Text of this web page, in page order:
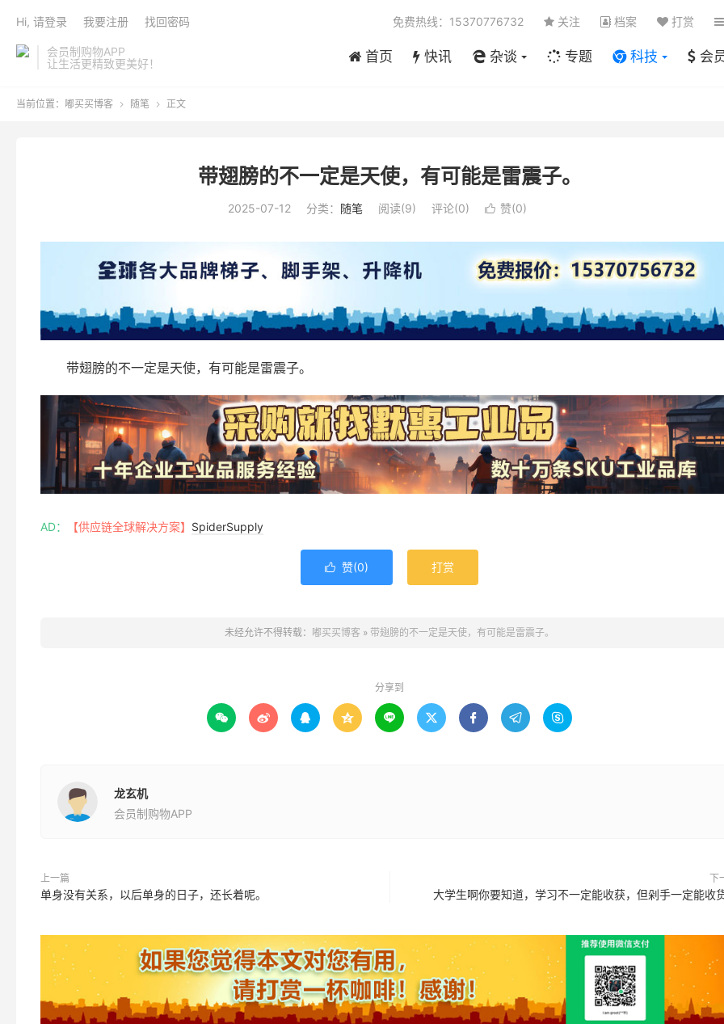
会员制购物APP
让生活更精致更美好！
首页 快讯 杂谈 专题 科技 会
免费热线：15370776732 关注 档案 打赏
Hi, 请登录 我要注册 找回密码
当前位置： 嘟买买博客  随笔  正文
带翅膀的不一定是天使，有可能是雷震子。
2025-07-12 分类： 随笔 阅读(9) 评论(0)  赞(0)
带翅膀的不一定是天使，有可能是雷震子。
AD： 【供应链全球解决方案】 SpiderSupply
 赞(0) 打赏
未经允许不得转载： 嘟买买博客 » 带翅膀的不一定是天使，有可能是雷震子。
分享到
        
龙玄机
会员制购物APP
上一篇
单身没有关系，以后单身的日子，还长着呢。
下
大学生啊你要知道，学习不一定能收获，但剁手一定能收